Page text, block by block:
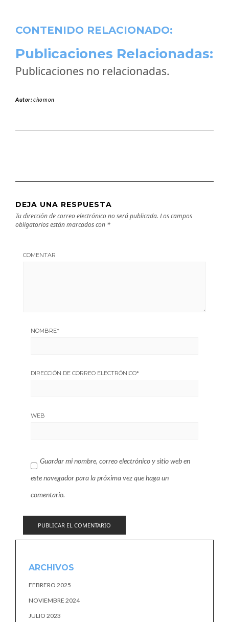
CONTENIDO RELACIONADO:
Publicaciones Relacionadas:
Publicaciones no relacionadas.
Autor:chomon
DEJA UNA RESPUESTA
Tu dirección de correo electrónico no será publicada. Los campos
obligatorios están marcados con *
COMENTAR
NOMBRE*
DIRECCIÓN DE CORREO ELECTRÓNICO*
WEB
Guardar mi nombre, correo electrónico y sitio web en
este navegador para la próxima vez que haga un
comentario.
ARCHIVOS
FEBRERO 2025
NOVIEMBRE 2024
JULIO 2023